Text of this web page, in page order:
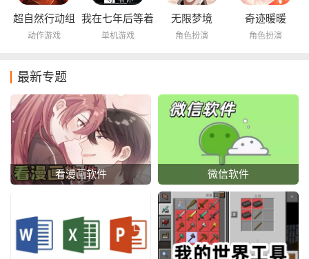
超自然行动组
动作游戏
我在七年后等着
你
单机游戏
无限梦境
角色扮演
奇迹暖暖
角色扮演
最新专题
看漫画软件 微信软件